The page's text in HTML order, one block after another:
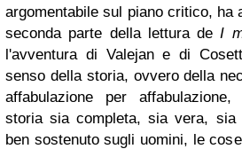
argomentabile sul piano critico, ha
seconda parte della lettura deI
l'avventura di Valejan e di
senso della storia, ovvero della
affabulazione per
storia sia completa, sia vera, sia
ben sostenuto sugli uomini, le